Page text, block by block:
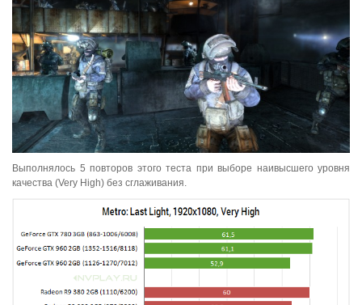
Выполнялось 5 повторов этого теста при выборе наивысшего уровня
качества (Very High) без сглаживания.